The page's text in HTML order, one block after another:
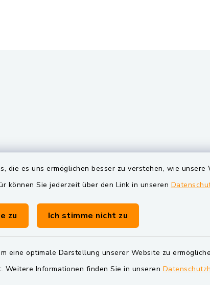
die es uns ermöglichen besser zu verstehen, wie
können Sie jederzeit über den Link in unseren
zu Ich stimme nicht zu
eine optimale Darstellung unserer Website zu
Informationen finden Sie in unseren
Quicklinks
Landkreis Schwandorf
Oberpfälzer Wald